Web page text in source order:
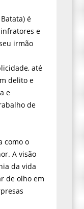
é
e
irmão
até
delito e
e
de
como o
A visão
da vida
de olho em